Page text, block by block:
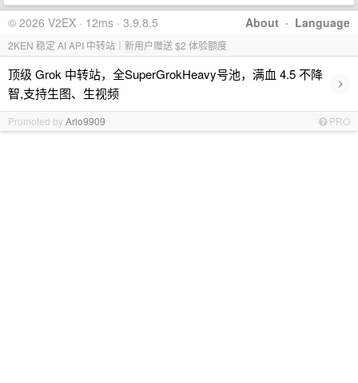
About · Language
© 2026 V2EX · 12ms · 3.9.8.5
2KEN 稳定 AI API 中转站｜新用户赠送 $2 体验额度
顶级 Grok 中转站，全SuperGrokHeavy号池，满血 4.5 不降
智,支持生图、生视频
›
Promoted byArlo9909 PRO